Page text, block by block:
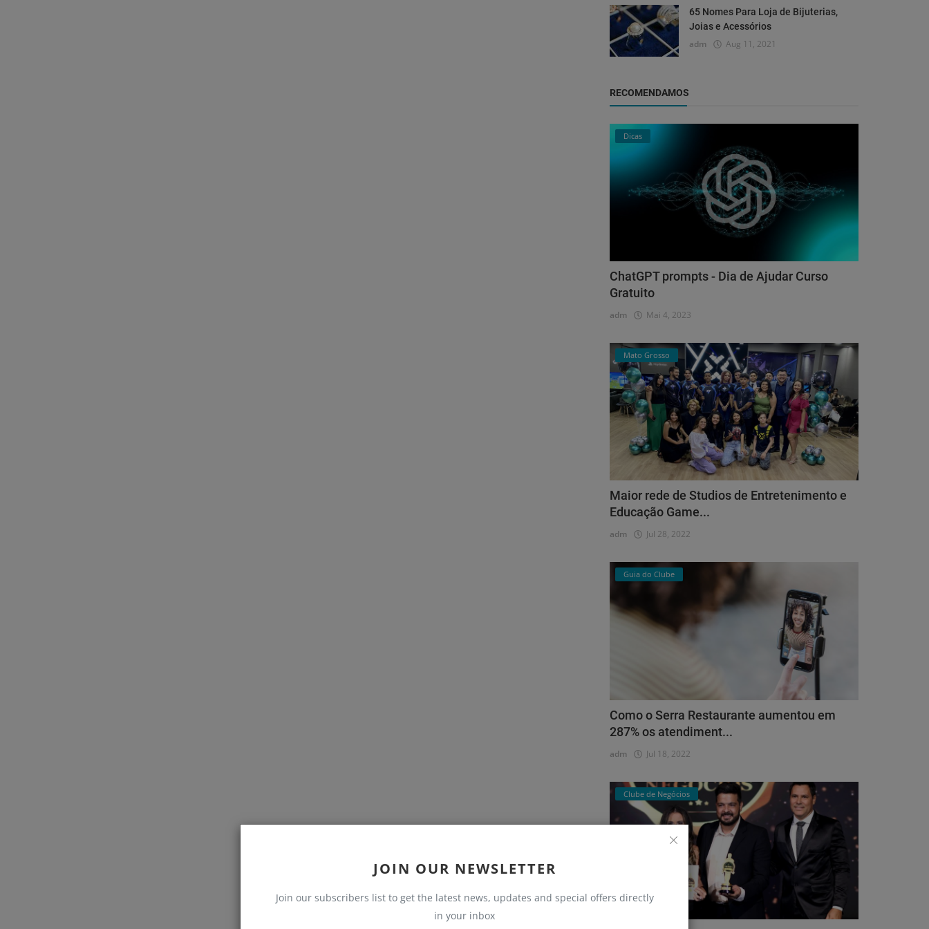
JOIN OUR NEWSLETTER
Join our subscribers list to get the latest news, updates and special offers directly
in your inbox
65 Nomes Para Loja de Bijuterias,
Joias e Acessórios
adm Aug 11, 2021
RECOMENDAMOS
Dicas
ChatGPT prompts - Dia de Ajudar Curso
Gratuito
adm Mai 4, 2023
Mato Grosso
Maior rede de Studios de Entretenimento e
Educação Game...
adm Jul 28, 2022
Guia do Clube
Como o Serra Restaurante aumentou em
287% os atendiment...
adm Jul 18, 2022
Clube de Negócios